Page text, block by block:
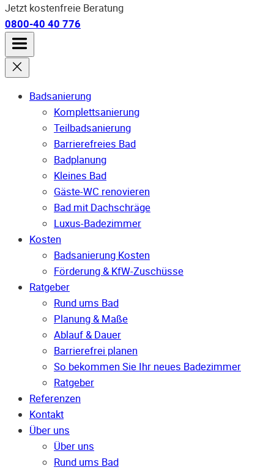
Jetzt kostenfreie Beratung
0800-40 40 776
Badsanierung
Komplettsanierung
Teilbadsanierung
Barrierefreies Bad
Badplanung
Kleines Bad
Gäste-WC renovieren
Bad mit Dachschräge
Luxus-Badezimmer
Kosten
Badsanierung Kosten
Förderung & KfW-Zuschüsse
Ratgeber
Rund ums Bad
Planung & Maße
Ablauf & Dauer
Barrierefrei planen
So bekommen Sie Ihr neues Badezimmer
Ratgeber
Referenzen
Kontakt
Über uns
Über uns
Rund ums Bad